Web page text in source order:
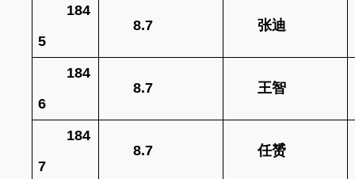
184
5
8.7 张迪
184
6
8.7 王智
184
7
8.7 任赟